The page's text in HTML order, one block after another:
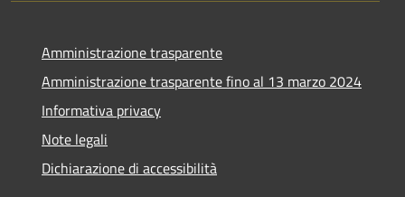
Amministrazione trasparente
Amministrazione trasparente fino al 13 marzo 2024
Informativa privacy
Note legali
Dichiarazione di accessibilità